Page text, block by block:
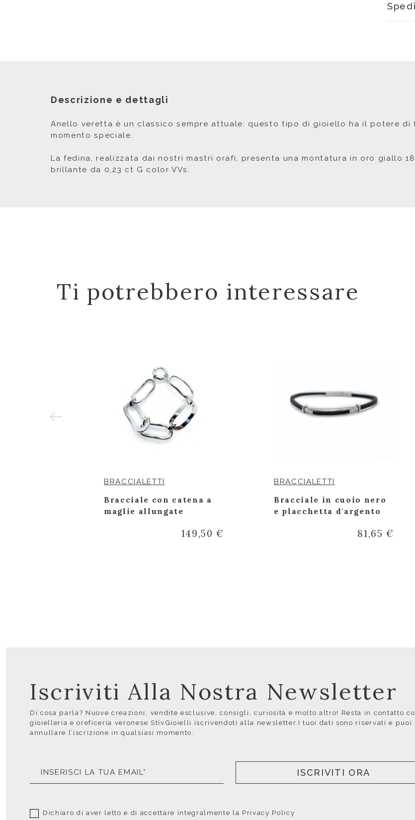
Descrizione e dettagli
Anello veretta è un classico sempre attuale: questo tipo di gioiello ha il potere di
momento speciale.
La fedina, realizzata dai nostri mastri orafi, presenta una montatura in oro giallo
brillante da 0,23 ct G color VVs.
Ti potrebbero interessare
BRACCIALETTI
Bracciale con catena a
maglie allungate
149,50 €
BRACCIALETTI
Bracciale in cuoio nero
e placchetta d'argento
81,65 €
Iscriviti Alla Nostra Newsletter
Di cosa parla? Nuove creazioni, vendite esclusive, consigli, curiosità e molto altro! Resta in contatto
gioielleria e oreficeria veronese StivGioielli iscrivendoti alla newsletter.I tuoi dati sono riservati e puoi
annullare l’iscrizione in qualsiasi momento.
ISCRIVITI ORA
Dichiaro di aver letto e di accettare integralmente la Privacy Policy